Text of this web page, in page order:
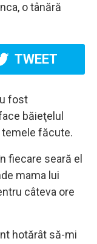
o tânără
TWEET
fost
băieţelul
temele făcute.
fiecare seară el
mama lui
câteva ore
hotărât să-mi